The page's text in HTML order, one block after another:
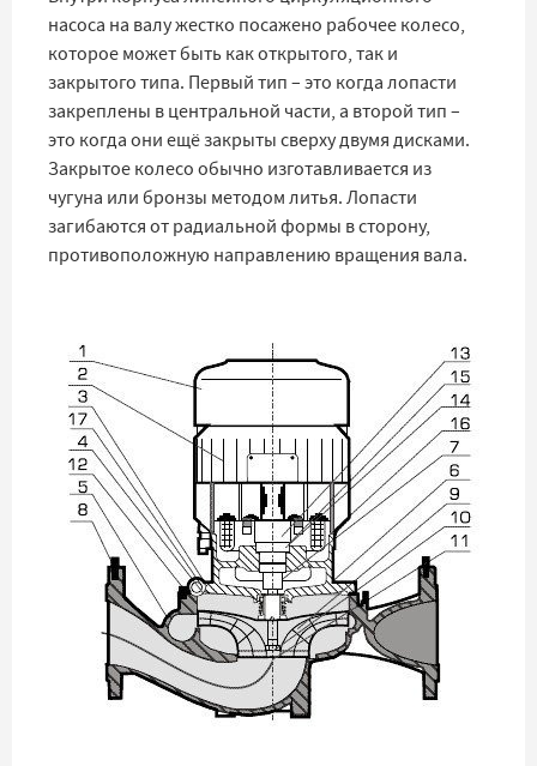
насоса на валу жестко посажено рабочее колесо,
которое может быть как открытого, так и
закрытого типа. Первый тип – это когда лопасти
закреплены в центральной части, а второй тип –
это когда они ещё закрыты сверху двумя дисками.
Закрытое колесо обычно изготавливается из
чугуна или бронзы методом литья. Лопасти
загибаются от радиальной формы в сторону,
противоположную направлению вращения вала.